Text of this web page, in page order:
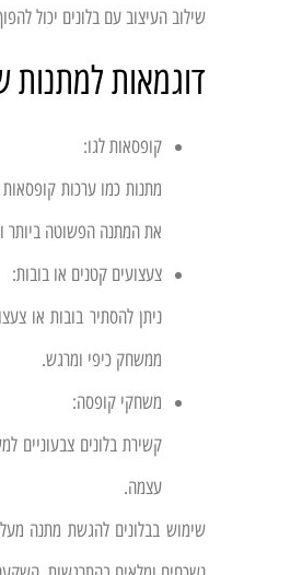
שילוב העיצוב עם בלונים יכול
דוגמאות
קופסאות לגו:
מתנות כמו ערכות
את המתנה הפשוטה ביותר
צעצועים קטנים או בובות:
ניתן להסתיר בובות או
ממשחק כיפי ומרגש.
משחקי קופסה:
קשירת בלונים צבעוניים
עצמה.
שימוש בבלונים להגשת מתנה